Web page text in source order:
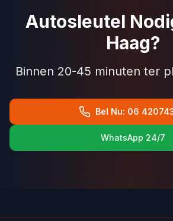
Autosleutel
Haag?
Binnen 20-45 minuten ter
Bel Nu: 06
WhatsApp 24/7